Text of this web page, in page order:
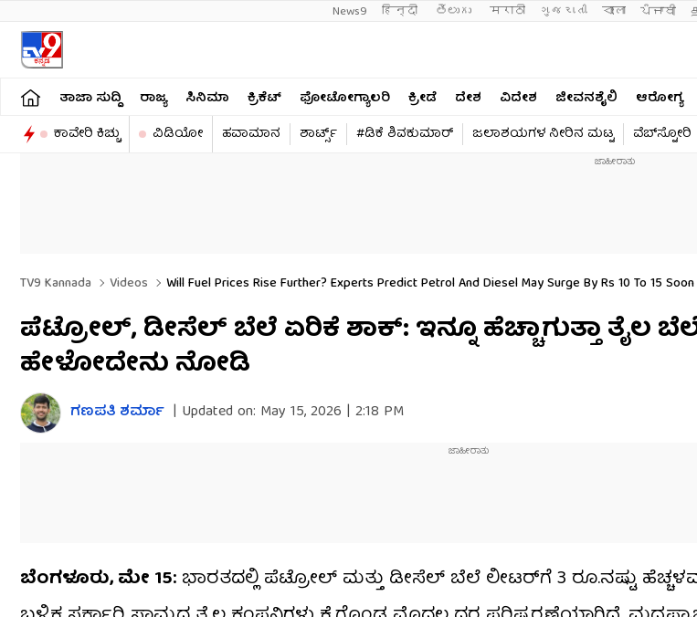
News9 हिन्दी తెలుగు मराठी ગુજરાતી বাংলা ਪੰਜਾਬੀ
ತಾಜಾ ಸುದ್ದಿ ರಾಜ್ಯ ಸಿನಿಮಾ ಕ್ರಿಕೆಟ್​ ಫೋಟೋಗ್ಯಾಲರಿ ಕ್ರೀಡೆ ದೇಶ ವಿದೇಶ ಜೀವನಶೈಲಿ ಆರೋಗ್ಯ
ಕಾವೇರಿ ಕಿಚ್ಚು
ವಿಡಿಯೋ ಹವಾಮಾನ ಶಾರ್ಟ್ಸ್​ #ಡಿಕೆ ಶಿವಕುಮಾರ್​ ಜಲಾಶಯಗಳ ನೀರಿನ ಮಟ್ಟ ವೆಬ್​ಸ್ಟೋರಿ
TV9 Kannada Videos Will Fuel Prices Rise Further? Experts Predict Petrol And Diesel May Surge By Rs 10 To 15 Soon
ಪೆಟ್ರೋಲ್, ಡೀಸೆಲ್ ಬೆಲೆ ಏರಿಕೆ ಶಾಕ್: ಇನ್ನೂ ಹೆಚ್ಚಾಗುತ್ತಾ ತೈಲ
ಹೇಳೋದೇನು ನೋಡಿ
ಗಣಪತಿ ಶರ್ಮಾ | Updated on: May 15, 2026 | 2:18 PM
ಬೆಂಗಳೂರು, ಮೇ 15: ಭಾರತದಲ್ಲಿ ಪೆಟ್ರೋಲ್ ಮತ್ತು ಡೀಸೆಲ್ ಬೆಲೆ ಲೀಟರ್‌ಗೆ 3 ರೂ.ನಷ್ಟು